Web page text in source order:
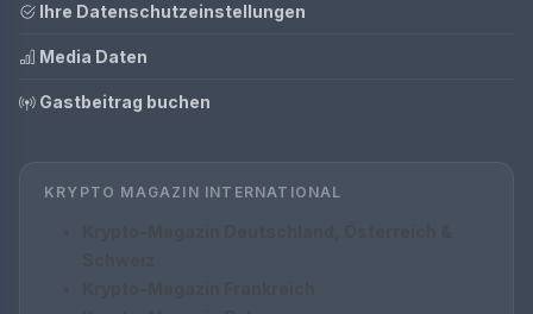
Ihre Datenschutzeinstellungen
Media Daten
Gastbeitrag buchen
KRYPTO MAGAZIN INTERNATIONAL